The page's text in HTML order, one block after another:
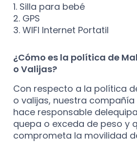
1. Silla para bebé
2. GPS
3. WIFI Internet Portatil
¿Cómo es la política de
o Valijas?
Con respecto a la política
o valijas, nuestra compañía
hace responsable
quepa o exceda de peso y
comprometa la movilidad